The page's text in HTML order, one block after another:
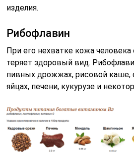
изделия.
Рибофлавин
При его нехватке кожа человека
теряет здоровый вид.
пивных дрожжах, рисовой каше,
яйцах, печени, кукурузе и